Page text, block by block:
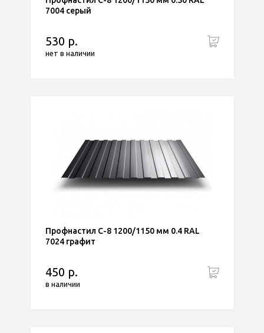
7004 серый
530 р.
нет в наличии
Профнастил С-8 1200/1150 мм 0.4 RAL
7024 графит
450 р.
в наличии